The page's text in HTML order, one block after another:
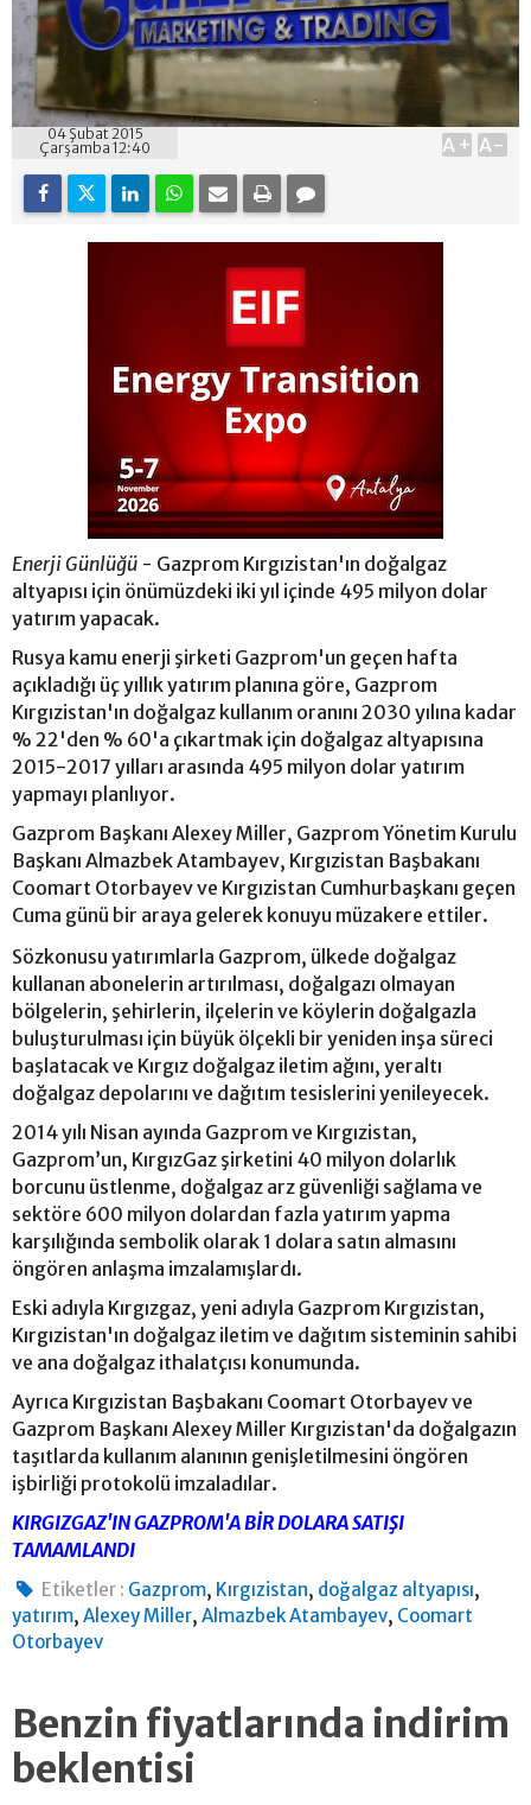
04 Şubat 2015
Çarşamba 12:40
A+ A-
Enerji Günlüğü - Gazprom Kırgızistan'ın doğalgaz
altyapısı için önümüzdeki iki yıl içinde 495 milyon dolar
yatırım yapacak.
Rusya kamu enerji şirketi Gazprom'un geçen hafta
açıkladığı üç yıllık yatırım planına göre, Gazprom
Kırgızistan'ın doğalgaz kullanım oranını 2030 yılına kadar
% 22'den % 60'a çıkartmak için doğalgaz altyapısına
2015-2017 yılları arasında 495 milyon dolar yatırım
yapmayı planlıyor.
Gazprom Başkanı Alexey Miller, Gazprom Yönetim Kurulu
Başkanı Almazbek Atambayev, Kırgızistan Başbakanı
Coomart Otorbayev ve Kırgızistan Cumhurbaşkanı geçen
Cuma günü bir araya gelerek konuyu müzakere ettiler.
Sözkonusu yatırımlarla Gazprom, ülkede doğalgaz
kullanan abonelerin artırılması, doğalgazı olmayan
bölgelerin, şehirlerin, ilçelerin ve köylerin doğalgazla
buluşturulması için büyük ölçekli bir yeniden inşa süreci
başlatacak ve Kırgız doğalgaz iletim ağını, yeraltı
doğalgaz depolarını ve dağıtım tesislerini yenileyecek.
2014 yılı Nisan ayında Gazprom ve Kırgızistan,
Gazprom’un, KırgızGaz şirketini 40 milyon dolarlık
borcunu üstlenme, doğalgaz arz güvenliği sağlama ve
sektöre 600 milyon dolardan fazla yatırım yapma
karşılığında sembolik olarak 1 dolara satın almasını
öngören anlaşma imzalamışlardı.
Eski adıyla Kırgızgaz, yeni adıyla Gazprom Kırgızistan,
Kırgızistan'ın doğalgaz iletim ve dağıtım sisteminin sahibi
ve ana doğalgaz ithalatçısı konumunda.
Ayrıca Kırgızistan Başbakanı Coomart Otorbayev ve
Gazprom Başkanı Alexey Miller Kırgızistan'da doğalgazın
taşıtlarda kullanım alanının genişletilmesini öngören
işbirliği protokolü imzaladılar.
KIRGIZGAZ'IN GAZPROM'A BİR DOLARA SATIŞI
TAMAMLANDI
Etiketler : Gazprom, Kırgızistan, doğalgaz altyapısı,
yatırım, Alexey Miller, Almazbek Atambayev, Coomart
Otorbayev
Benzin fiyatlarında indirim
beklentisi